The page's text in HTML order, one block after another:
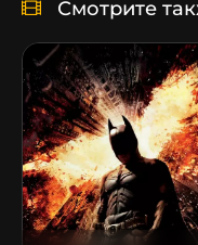
Смотрите